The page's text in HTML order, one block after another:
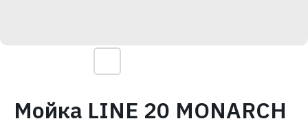
Мойка LINE 20 MONARCH